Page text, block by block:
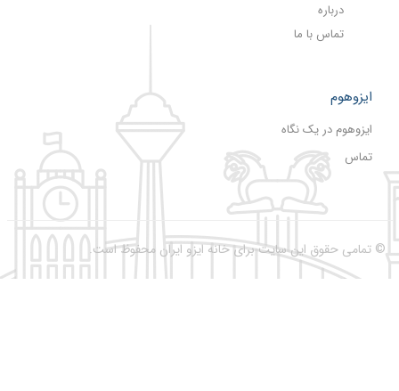
درباره
تماس با ما
ایزوهوم
ایزوهوم در یک نگاه
تماس
حقوق این سایت برای خانه ایزو ایران محفوظ است.